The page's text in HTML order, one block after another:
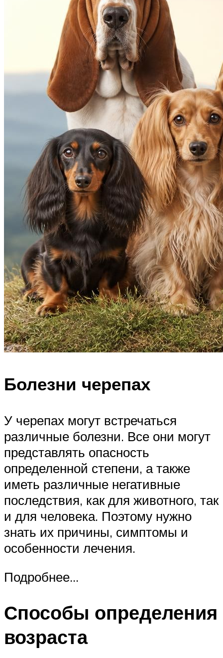
Болезни черепах
У черепах могут встречаться
различные болезни. Все они могут
представлять опасность
определенной степени, а также
иметь различные негативные
последствия, как для животного, так
и для человека. Поэтому нужно
знать их причины, симптомы и
особенности лечения.
Подробнее…
Способы определения
возраста